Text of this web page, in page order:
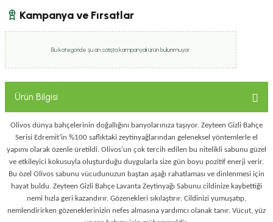
Kampanya ve Fırsatlar
Bu kategoride şu an satışta kampanyalı ürün bulunmuyor.
Ürün Bilgisi
Olivos dünya bahçelerinin doğallığını banyolarınıza taşıyor. Zeyteen Gizli Bahçe
Serisi Edremit’in %100 saflıktaki zeytinyağlarından geleneksel yöntemlerle el
yapımı olarak özenle üretildi. Olivos’un çok tercih edilen bu nitelikli sabunu güzel
ve etkileyici kokusuyla oluşturduğu duygularla size gün boyu pozitif enerji verir.
Bu özel Olivos sabunu vücudunuzun baştan aşağı rahatlaması ve dinlenmesi için
hayat buldu. Zeyteen Gizli Bahçe Lavanta Zeytinyağı Sabunu cildinize kaybettiği
nemi hızla geri kazandırır. Gözenekleri sıkılaştırır. Cildinizi yumuşatıp,
nemlendirirken gözeneklerinizin nefes almasına yardımcı olanak tanır. Vücut, yüz